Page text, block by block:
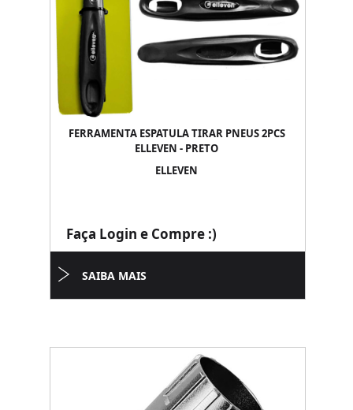
FERRAMENTA ESPATULA TIRAR PNEUS 2PCS
ELLEVEN - PRETO
ELLEVEN
Faça Login e Compre :)
SAIBA MAIS